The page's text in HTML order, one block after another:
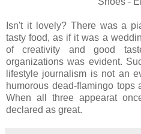
Isn't it lovely? There was a
tasty food, as if it was a
of creativity and good
organizations was evident.
lifestyle journalism is not an
humorous dead-flamingo tops
When all three appearat
declared as great.